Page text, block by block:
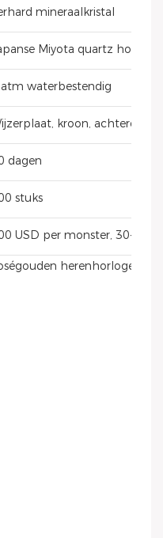
mineraalkristal
Miyota quartz horloge
waterbestendig
kroon,
dagen
stuks
USD per monster, 30-40